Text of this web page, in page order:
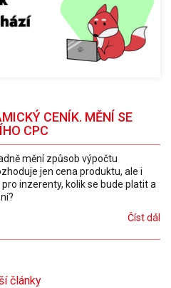
CENÍK. MĚNÍ SE
CPC
mění způsob výpočtu
jen cena produktu, ale i
inzerenty, kolik se bude platit a
Číst dál
články